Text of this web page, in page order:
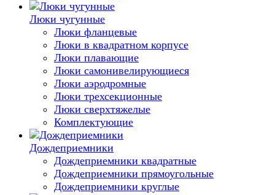
Люки чугунные
Люки фланцевые
Люки в квадратном корпусе
Люки плавающие
Люки самонивелирующиеся
Люки аэродромные
Люки трехсекционные
Люки сверхтяжелые
Комплектующие
Дождеприемники
Дождеприемники квадратные
Дождеприемники прямоугольные
Дождеприемники круглые